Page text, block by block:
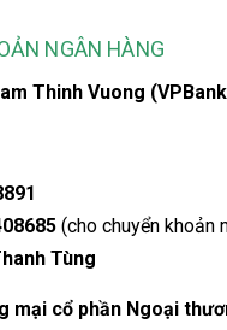
NGÂN HÀNG
Thinh Vuong
(cho chuyển khoản
Tùng
mại cổ phần Ngoại